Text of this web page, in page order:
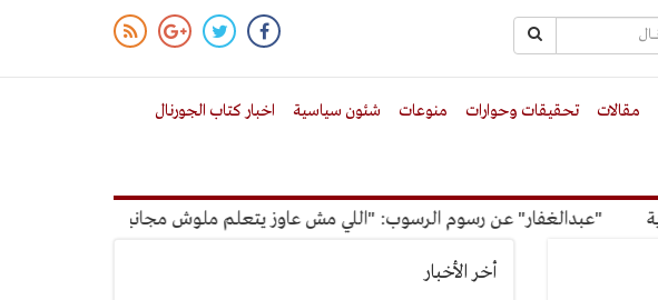
مقالات تحقيقات وحوارات منوعات شئون سياسية اخبار كتاب الجورنال
"عبدالغفار" عن رسوم الرسوب: "اللي مش عاوز يتعلم ملوش مجانية"
أخر الأخبار